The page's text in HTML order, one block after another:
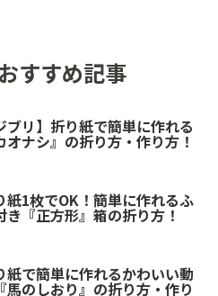
すすめ記事
ブリ】折り紙で簡単に作れる
オナシ』の折り方・作り方！
紙1枚でOK！簡単に作れるふ
き『正方形』箱の折り方！
紙で簡単に作れるかわいい動
馬のしおり』の折り方・作り